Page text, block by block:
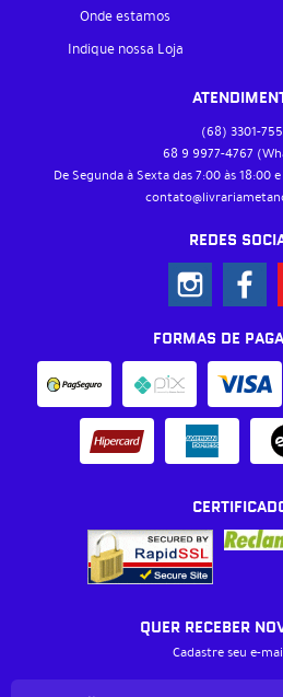
Onde estamos
Indique nossa Loja
(68) 3301-
68 9 9977-4767
De Segunda à Sexta das 7:00 às 18:00
REDES
FORMAS DE
QUER RECEBER
Cadastre seu e-